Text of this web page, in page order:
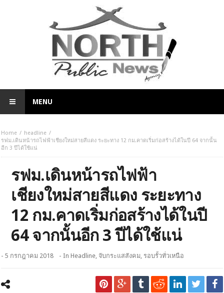
MENU
Home
headline
รฟม.เดินหน้ารถไฟฟ้าเชียงใหม่สายสีแดง ระยะทาง 12 กม.คาดเริ่มก่อสร้างได้ในปี 64 จากนั้น
อีก 3 ปีได้ใช้แน่
รฟม.เดินหน้ารถไฟฟ้า
เชียงใหม่สายสีแดง ระยะทาง
12 กม.คาดเริ่มก่อสร้างได้ในปี
64 จากนั้นอีก 3 ปีได้ใช้แน่
- 5 กรกฎาคม 2018 - InHeadline, จับกระแสสังคม, รอบรั้วทั่วเหนือ